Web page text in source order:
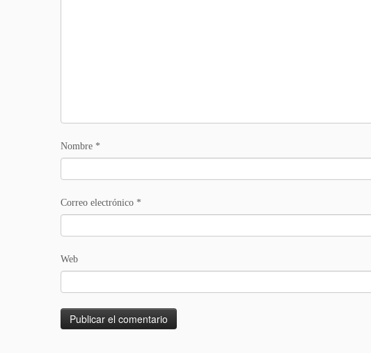
Nombre *
Correo electrónico *
Web